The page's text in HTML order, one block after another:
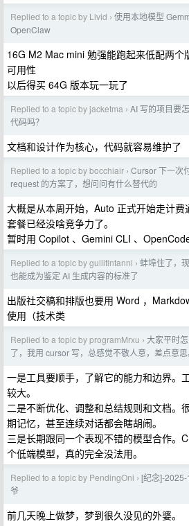
Replied to a topic by Livid › 使用本地模型
OpenClaw
16G M2 Mac mini 勉强能跑起来低配两个
可用性
以后得买 64G 版本玩一玩了
Replied to a topic by jacketma › AI 写的项目要
代码吗？
文档和设计作为核心，代码就容易维护了
Replied to a topic by bocchiair › Cursor 下一次
request 的方案了，想问问有什么替代的
大概是从本周开始，Auto 正式开始走计
套餐已经没啥竞争力了。
暂时用 Copilot 、Gemini CLI 、
Replied to a topic by gullitintanni › 蚌埠住了，
也能成为鉴定 AI 生成内容的标准了
出版社交稿和排版也要用 Word ，
使用（技术类
Replied to a topic by programMrxu › 大家平时
了，我用 cursor 写，总感觉不敬人意，差点意思
一是工具要顺手，了解它的能力和边界。
较大。
二是不断优化、调整和总结规则和文档。
期记忆，甚至连续对话都会瞎胡闹。
三是长期跟同一个表现不错的模型合作。
个低端模型，真的完全没法用。
Replied to a topic by PendingOni › [纪念]-
爷
前几天晚上做梦，梦到很久没见的外婆。